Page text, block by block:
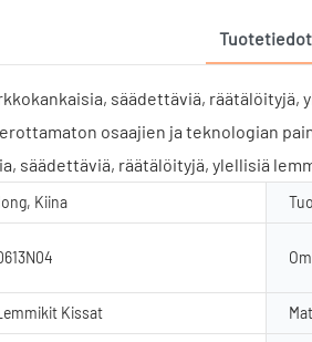
Tuotetiedot
säädettäviä,
osaajien ja teknologian
säädettäviä, räätälöityjä, ylellisiä
Kiina
Kissat